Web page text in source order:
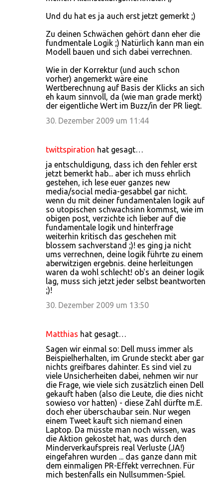
Und du hat es ja auch erst jetzt gemerkt ;)
Zu deinen Schwächen gehört dann eher die
fundmentale Logik ;) Natürlich kann man ein
Modell bauen und sich dabei verrechnen.
Wie in der Korrektur (und auch schon
vorher) angemerkt wäre eine
Wertberechnung auf Basis der Klicks an sich
eh kaum sinnvoll, da (wie man grade merkt)
der eigentliche Wert im Buzz/in der PR liegt.
30. Dezember 2009 um 11:44
twittspiration hat gesagt…
ja entschuldigung, dass ich den fehler erst
jetzt bemerkt hab... aber ich muss ehrlich
gestehen, ich lese euer ganzes new
media/social media-gesabbel gar nicht.
wenn du mit deiner fundamentalen logik auf
so utopischen schwachsinn kommst, wie im
obigen post, verzichte ich lieber auf die
fundamentale logik und hinterfrage
weiterhin kritisch das geschehen mit
blossem sachverstand ;)! es ging ja nicht
ums verrechnen, deine logik führte zu einem
aberwitzigen ergebnis. deine herleitungen
waren da wohl schlecht! ob's an deiner logik
lag, muss sich jetzt jeder selbst beantworten
;)!
30. Dezember 2009 um 13:50
Matthias hat gesagt…
Sagen wir einmal so: Dell muss immer als
Beispielherhalten, im Grunde steckt aber gar
nichts greifbares dahinter. Es sind viel zu
viele Unsicherheiten dabei, nehmen wir nur
die Frage, wie viele sich zusätzlich einen Dell
gekauft haben (also die Leute, die dies nicht
sowieso vor hatten) - diese Zahl dürfte m.E.
doch eher überschaubar sein. Nur wegen
einem Tweet kauft sich niemand einen
Laptop. Da müsste man noch wissen, was
die Aktion gekostet hat, was durch den
Minderverkaufspreis real Verluste (JA!)
eingefahren wurden ... das ganze dann mit
dem einmaligen PR-Effekt verrechnen. Für
mich bestenfalls ein Nullsummen-Spiel.